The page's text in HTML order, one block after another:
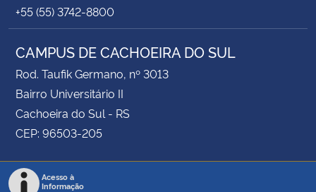
+55 (55) 3742-8800
CAMPUS DE CACHOEIRA DO SUL
Rod. Taufik Germano, nº 3013
Bairro Universitário II
Cachoeira do Sul - RS
CEP: 96503-205
Acesso à
Informação